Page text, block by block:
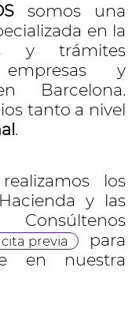
somos una
en la
y trámites
y
Barcelona.
tanto a nivel
.
los
y las
cita previa
para
en nuestra